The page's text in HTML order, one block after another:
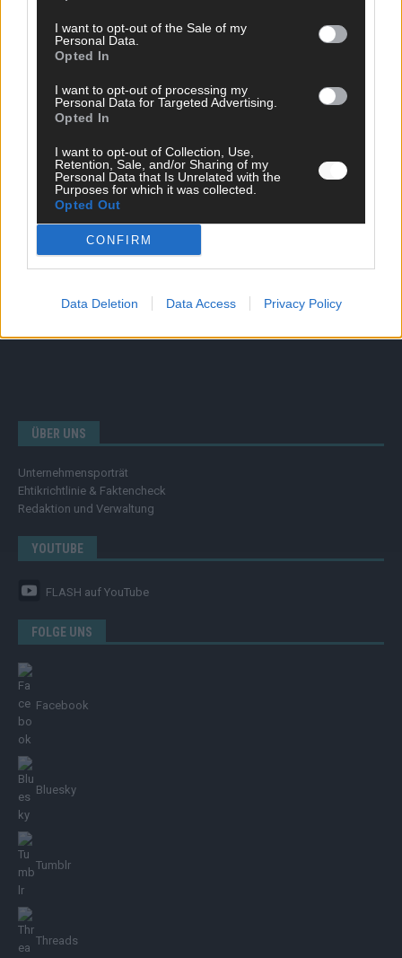
I want to opt-out of the Sale of my
Personal Data.
Opted In
I want to opt-out of processing my
Personal Data for Targeted Advertising.
Opted In
I want to opt-out of Collection, Use,
Retention, Sale, and/or Sharing of my
Personal Data that Is Unrelated with the
Purposes for which it was collected.
Opted Out
CONFIRM
Data Deletion Data Access Privacy Policy
SCHNELL ZUM RESSORT
Nachrichten
Ratgeber
Wissen
Kommentar
Streams & Storys
ÜBER UNS
Unternehmensporträt
Ehtikrichtlinie & Faktencheck
Redaktion und Verwaltung
YOUTUBE
FLASH auf YouTube
FOLGE UNS
Facebook
Bluesky
Tumblr
Threads